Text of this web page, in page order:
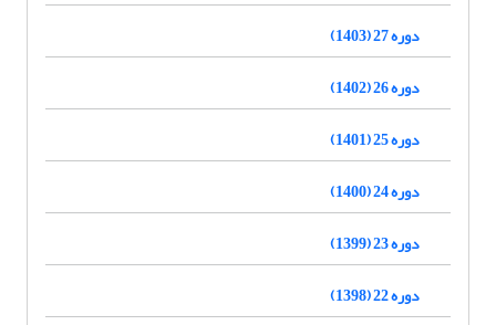
دوره 27 (1403)
دوره 26 (1402)
دوره 25 (1401)
دوره 24 (1400)
دوره 23 (1399)
دوره 22 (1398)